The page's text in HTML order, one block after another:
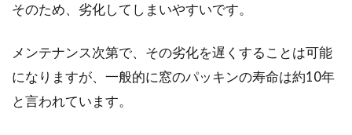
2LDKマンションのレイアウト！スッ
キリ使いやすいキッチンに
そのため、劣化してしまいやすいです。
メンテナンス次第で、その劣化を遅くすることは可能
になりますが、一般的に窓のパッキンの寿命は約10年
と言われています。